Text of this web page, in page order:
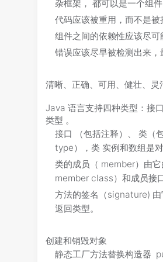
杂框架， 都可以是一个组件
代码应该被重用，而不是被
组件之间的依赖性应该尽可
错误应该尽早被检测出来，
清晰、正确、可用、健壮、
Java 语言支持四种类型：接
类型 。
接口 （包括注释）、 类（
type），类 实例和数组是
类的成员（ member）由
member class）和成员接
方法的签名（signature) 由
返回类型。
创建和销毁对象
静态工厂方法替换构造器